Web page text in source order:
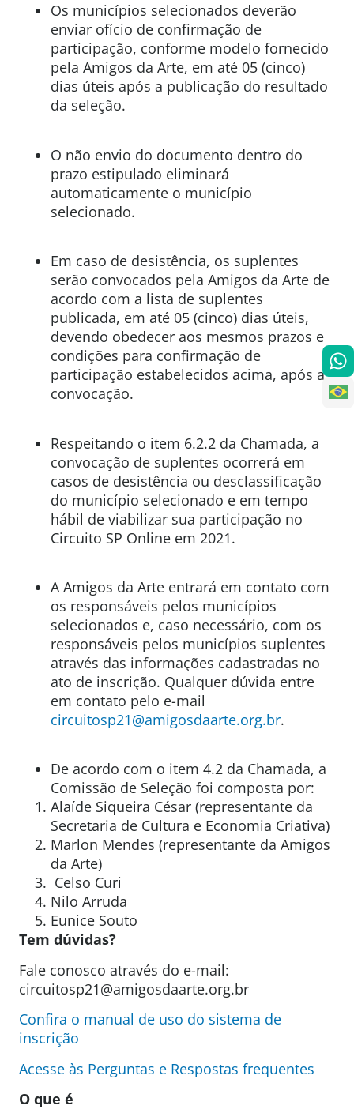
Os municípios selecionados deverão
enviar ofício de confirmação de
participação, conforme modelo fornecido
pela Amigos da Arte, em até 05 (cinco)
dias úteis após a publicação do resultado
da seleção.
O não envio do documento dentro do
prazo estipulado eliminará
automaticamente o município
selecionado.
Em caso de desistência, os suplentes
serão convocados pela Amigos da Arte de
acordo com a lista de suplentes
publicada, em até 05 (cinco) dias úteis,
devendo obedecer aos mesmos prazos e
condições para confirmação de
participação estabelecidos acima, após a
convocação.
Respeitando o item 6.2.2 da Chamada, a
convocação de suplentes ocorrerá em
casos de desistência ou desclassificação
do município selecionado e em tempo
hábil de viabilizar sua participação no
Circuito SP Online em 2021.
A Amigos da Arte entrará em contato com
os responsáveis pelos municípios
selecionados e, caso necessário, com os
responsáveis pelos municípios suplentes
através das informações cadastradas no
ato de inscrição. Qualquer dúvida entre
em contato pelo e-mail
circuitosp21@amigosdaarte.org.br.
De acordo com o item 4.2 da Chamada, a
Comissão de Seleção foi composta por:
Alaíde Siqueira César (representante da
Secretaria de Cultura e Economia Criativa)
Marlon Mendes (representante da Amigos
da Arte)
Celso Curi
Nilo Arruda
Eunice Souto
Tem dúvidas?
Fale conosco através do e-mail:
circuitosp21@amigosdaarte.org.br
Confira o manual de uso do sistema de
inscrição
Acesse às Perguntas e Respostas frequentes
O que é